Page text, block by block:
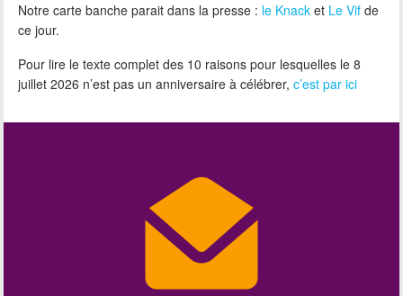
Notre carte banche parait dans la presse : le Knack et Le Vif de
ce jour.
Pour lire le texte complet des 10 raisons pour lesquelles le 8
juillet 2026 n’est pas un anniversaire à célébrer,c’est par ici